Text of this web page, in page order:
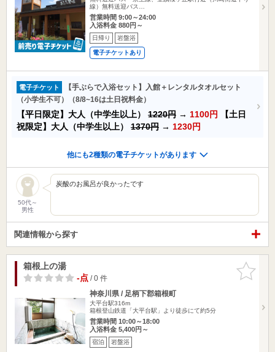
線）無料送迎バス…
営業時間 9:00～24:00
入浴料金 880円～
日帰り 岩盤浴
電子チケットあり
電子チケット
【手ぶらで入浴セット】入館＋レンタルタオルセット
（小学生不可）（8/8~16は土日祝料金）
【平日限定】大人（中学生以上） 1220円 → 1100円
【土日
祝限定】大人（中学生以上） 1370円 → 1230円
他にも2種類の電子チケットがあります
50代～
男性
炭酸のお風呂が良かったです
関連情報から探す
お気に入
りに追加
箱根上の湯
-点/ 0 件
神奈川県 / 足柄下郡箱根町
大平台駅316m
箱根登山鉄道「大平台駅」より徒歩にて約5分
営業時間 10:00～18:00
入浴料金 5,400円～
宿泊 岩盤浴